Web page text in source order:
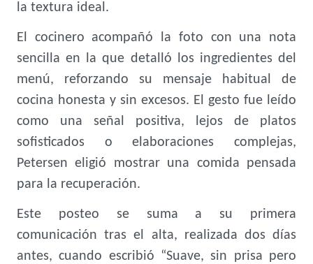
la textura ideal.
El cocinero acompañó la foto con una nota
sencilla en la que detalló los ingredientes del
menú, reforzando su mensaje habitual de
cocina honesta y sin excesos. El gesto fue leído
como una señal positiva, lejos de platos
sofisticados o elaboraciones complejas,
Petersen eligió mostrar una comida pensada
para la recuperación.
Este posteo se suma a su primera
comunicación tras el alta, realizada dos días
antes, cuando escribió “Suave, sin prisa pero